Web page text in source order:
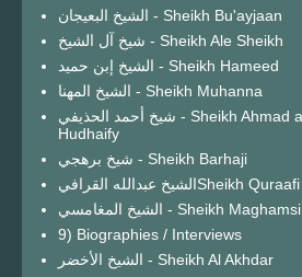
الشيخ البعيجان - Sheikh Bu'ayjaan
شيخ آل الشيخ - Sheikh Ale Sheikh
الشيخ إبن حميد - Sheikh Hameed
الشيخ المهنا - Sheikh Muhanna
شيخ أحمد الحذيفي - Sheikh Ahmad al
Hudhaify
شيخ برهجي - Sheikh Barhaji
الشيخ عبدالله القرافيSheikh Quraafi
الشيخ المغامسي - Sheikh Maghamsi
9) Biographies / Interviews
الشيخ الأخضر - Sheikh Al Akhdar